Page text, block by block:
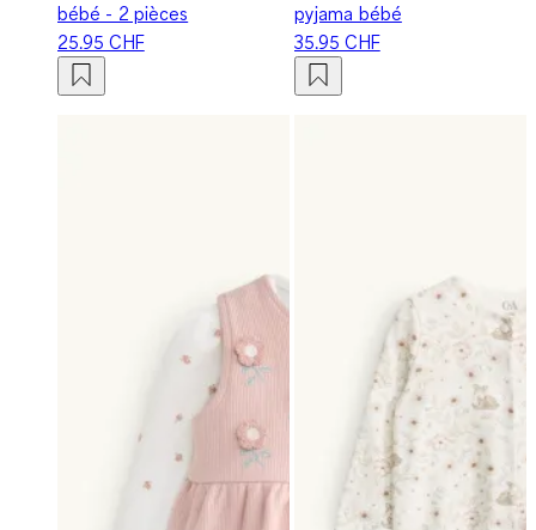
bébé - 2 pièces
25.95 CHF
pyjama bébé
35.95 CHF